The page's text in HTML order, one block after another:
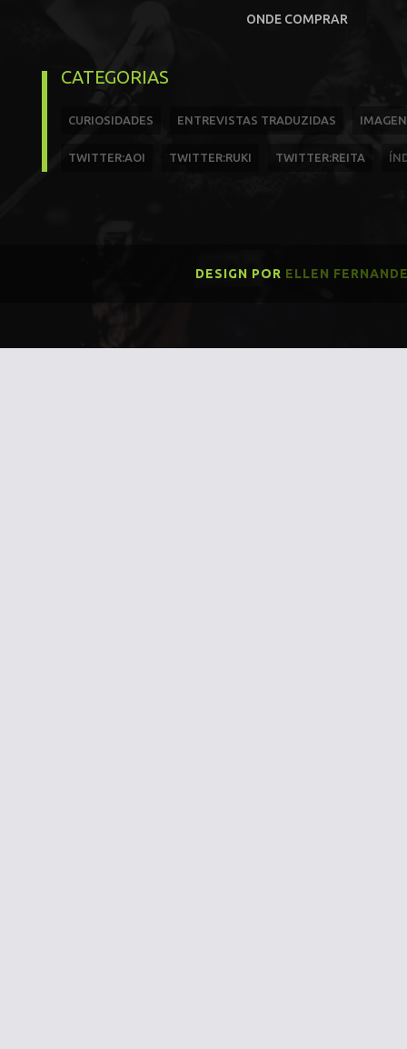
ONDE COMPRAR
CATEGORIAS
CURIOSIDADES ENTREVISTAS TRADUZIDAS
TWITTER:AOI TWITTER:RUKI TWITTER:REITA
DESIGN POR ELLEN